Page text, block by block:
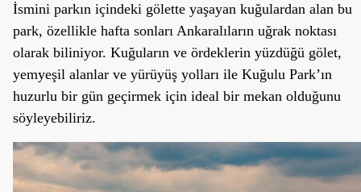
İsmini parkın içindeki gölette yaşayan kuğulardan alan bu
park, özellikle hafta sonları Ankaralıların uğrak noktası
olarak biliniyor. Kuğuların ve ördeklerin yüzdüğü gölet,
yemyeşil alanlar ve yürüyüş yolları ile Kuğulu Park’ın
huzurlu bir gün geçirmek için ideal bir mekan olduğunu
söyleyebiliriz.